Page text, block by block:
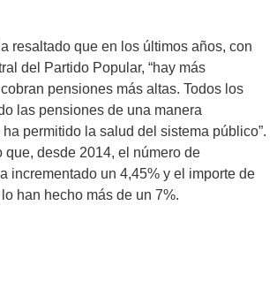
resaltado que en los últimos años, con
del Partido Popular, “hay más
pensiones más altas. Todos los
las pensiones de una manera
permitido la salud del sistema público”.
que, desde 2014, el número de
incrementado un 4,45% y el importe de
han hecho más de un 7%.